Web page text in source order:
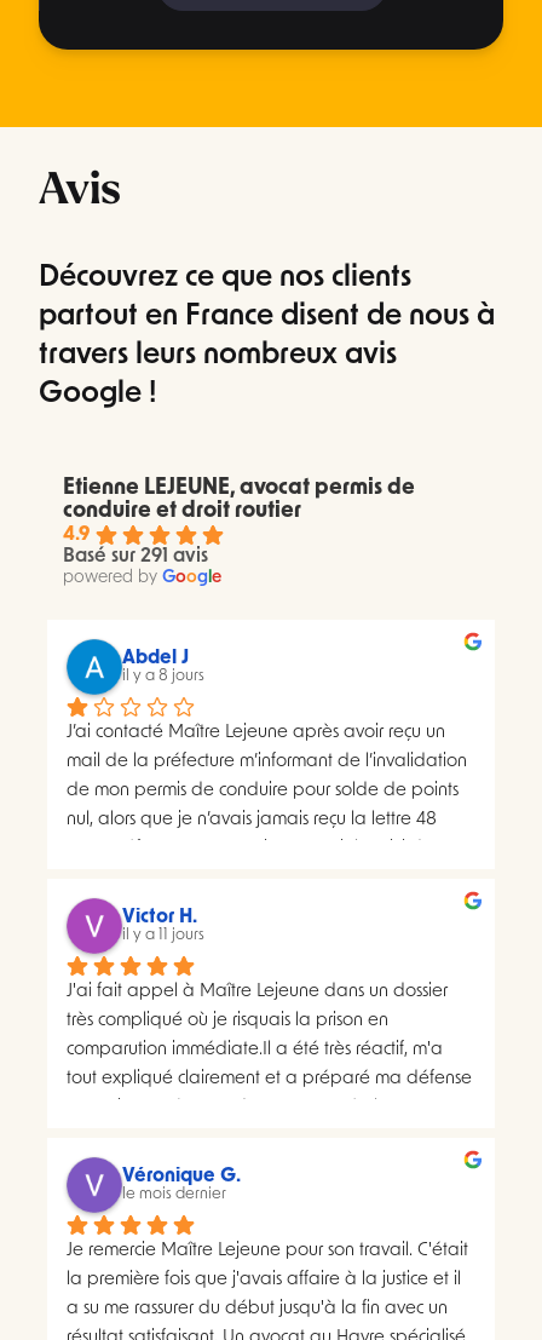
Avis
Découvrez ce que nos clients
partout en France disent de nous à
travers leurs nombreux avis
Google !
Etienne LEJEUNE, avocat permis de
conduire et droit routier
4.9
Basé sur 291 avis
powered by Goog e
Abdel J
il y a 8 jours
J’ai contacté Maître Lejeune après avoir reçu un
mail de la préfecture m’informant de l’invalidation
de mon permis de conduire pour solde de points
nul, alors que je n’avais jamais reçu la lettre 48
distributions à deux dates différentes, ce qui me
semblait présenter une anomalie nécessitant une
analyse juridique.Après avoir consulté les
nombreux avis positifs concernant Maître Lejeune,
je lui ai envoyé par courriel l’intégralité de mon
dossier. Je lui ai également demandé, à plusieurs
reprises, de m’indiquer clairement le montant de
proposé un rendez-vous de 30 minutes facturé
200 euros. Pourtant, il disposait déjà de toutes les
pièces de mon dossier et semblait considérer que
les chances de succès d’un recours étaient très
faibles. Lorsque je lui ai demandé si le prix de
cette consultation serait ensuite déduit d’un
Victor H.
il y a 11 jours
J'ai fait appel à Maître Lejeune dans un dossier
très compliqué où je risquais la prison en
comparution immédiate.Il a été très réactif, m'a
tout expliqué clairement et a préparé ma défense
sérieux, humain et très investi. Merci encore pour
tout, je le recommande sans hésiter.
Véronique G.
le mois dernier
Je remercie Maître Lejeune pour son travail. C'était
la première fois que j'avais affaire à la justice et il
a su me rassurer du début jusqu'à la fin avec un